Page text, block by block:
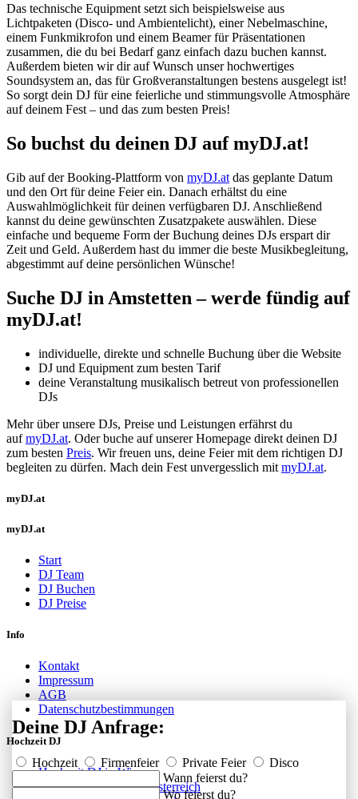
Das technische Equipment setzt sich beispielsweise aus
Lichtpaketen (Disco- und Ambientelicht), einer Nebelmaschine,
einem Funkmikrofon und einem Beamer für Präsentationen
zusammen, die du bei Bedarf ganz einfach dazu buchen kannst.
Außerdem bieten wir dir auf Wunsch unser hochwertiges
Soundsystem an, das für Großveranstaltungen bestens ausgelegt ist!
So sorgt dein DJ für eine feierliche und stimmungsvolle Atmosphäre
auf deinem Fest – und das zum besten Preis!
So buchst du deinen DJ auf myDJ.at!
Gib auf der Booking-Plattform von myDJ.at das geplante Datum
und den Ort für deine Feier ein. Danach erhältst du eine
Auswahlmöglichkeit für deinen verfügbaren DJ. Anschließend
kannst du deine gewünschten Zusatzpakete auswählen. Diese
einfache und bequeme Form der Buchung deines DJs erspart dir
Zeit und Geld. Außerdem hast du immer die beste Musikbegleitung,
abgestimmt auf deine persönlichen Wünsche!
Suche DJ in Amstetten – werde fündig auf
myDJ.at!
individuelle, direkte und schnelle Buchung über die Website
DJ und Equipment zum besten Tarif
deine Veranstaltung musikalisch betreut von professionellen
DJs
Mehr über unsere DJs, Preise und Leistungen erfährst du
aufmyDJ.at. Oder buche auf unserer Homepage direkt deinen DJ
zum besten Preis. Wir freuen uns, deine Feier mit dem richtigen DJ
begleiten zu dürfen. Mach dein Fest unvergesslich mit myDJ.at.
myDJ.at
myDJ.at
Start
DJ Team
DJ Buchen
DJ Preise
Info
Kontakt
Impressum
AGB
Datenschutzbestimmungen
Hochzeit DJ
Hochzeit DJ in Wien
Hochzeit DJ in Niederösterreich
Deine DJ Anfrage:
Hochzeit Firmenfeier Private Feier
Disco
Wann feierst du?
Wo feierst du?